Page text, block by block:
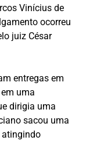
Vinícius de
ocorreu
juiz César
entregas em
uma
dirigia uma
sacou uma
atingindo